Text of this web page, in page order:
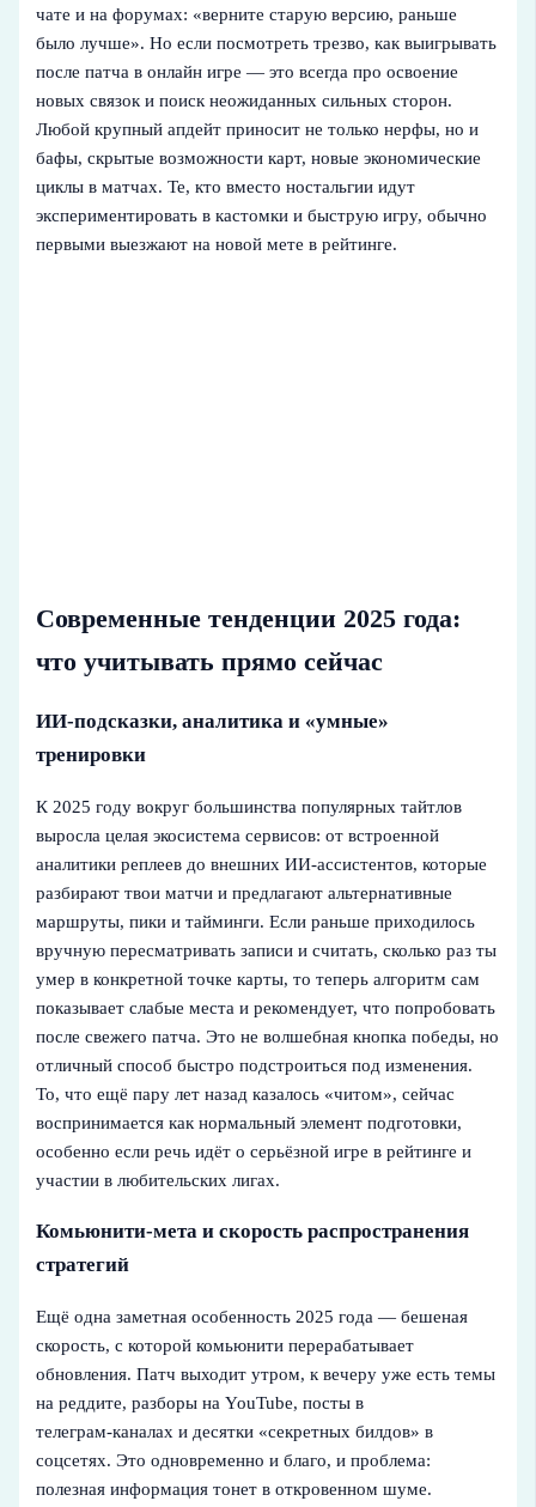
чате и на форумах: «верните старую версию, раньше
было лучше». Но если посмотреть трезво, как выигрывать
после патча в онлайн игре — это всегда про освоение
новых связок и поиск неожиданных сильных сторон.
Любой крупный апдейт приносит не только нерфы, но и
бафы, скрытые возможности карт, новые экономические
циклы в матчах. Те, кто вместо ностальгии идут
экспериментировать в кастомки и быструю игру, обычно
первыми выезжают на новой мете в рейтинге.
Современные тенденции 2025 года:
что учитывать прямо сейчас
ИИ-подсказки, аналитика и «умные»
тренировки
К 2025 году вокруг большинства популярных тайтлов
выросла целая экосистема сервисов: от встроенной
аналитики реплеев до внешних ИИ‑ассистентов, которые
разбирают твои матчи и предлагают альтернативные
маршруты, пики и тайминги. Если раньше приходилось
вручную пересматривать записи и считать, сколько раз ты
умер в конкретной точке карты, то теперь алгоритм сам
показывает слабые места и рекомендует, что попробовать
после свежего патча. Это не волшебная кнопка победы, но
отличный способ быстро подстроиться под изменения.
То, что ещё пару лет назад казалось «читом», сейчас
воспринимается как нормальный элемент подготовки,
особенно если речь идёт о серьёзной игре в рейтинге и
участии в любительских лигах.
Комьюнити-мета и скорость распространения
стратегий
Ещё одна заметная особенность 2025 года — бешеная
скорость, с которой комьюнити перерабатывает
обновления. Патч выходит утром, к вечеру уже есть темы
на реддите, разборы на YouTube, посты в
телеграм‑каналах и десятки «секретных билдов» в
соцсетях. Это одновременно и благо, и проблема:
полезная информация тонет в откровенном шуме.